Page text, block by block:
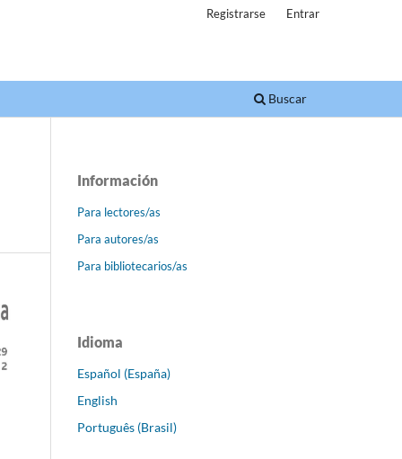
Buscar
Registrarse Entrar
Información
Para lectores/as
Para autores/as
Para bibliotecarios/as
Idioma
Español (España)
English
Português (Brasil)